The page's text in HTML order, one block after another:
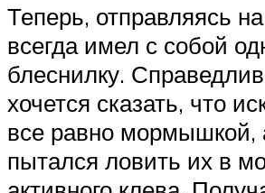
Теперь, отправляясь
всегда имел с собой
блеснилку.
хочется сказать, что
все равно мормышкой,
пытался ловить их в